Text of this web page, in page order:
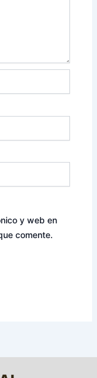
y web en
comente.